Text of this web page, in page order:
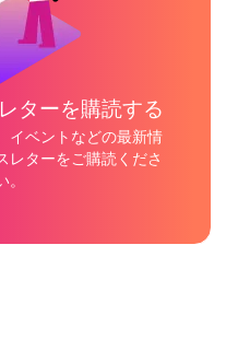
ターを購読する
イベントなどの最新情
レターをご購読くださ